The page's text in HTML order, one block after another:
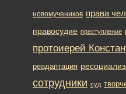
новомучеников права
правосудие преступление
протоиерей
реадаптация
сотрудники суд